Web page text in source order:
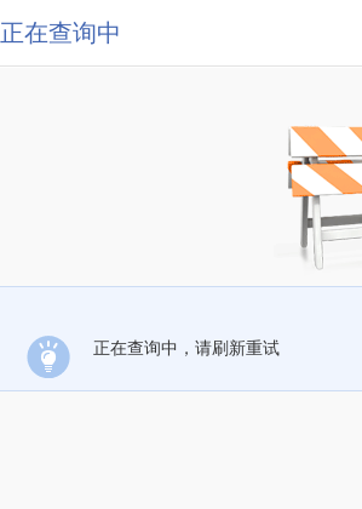
正在查询中
正在查询中，请刷新重试